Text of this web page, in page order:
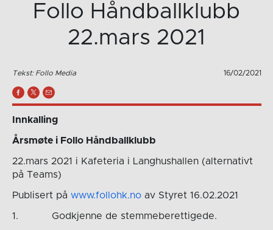
Follo Håndballklubb
22.mars 2021
Tekst: Follo Media 16/02/2021
Innkalling
Årsmøte i Follo Håndballklubb
22.mars 2021 i Kafeteria i Langhushallen (alternativt
på Teams)
Publisert på www.follohk.noav Styret 16.02.2021
1. Godkjenne de stemmeberettigede.